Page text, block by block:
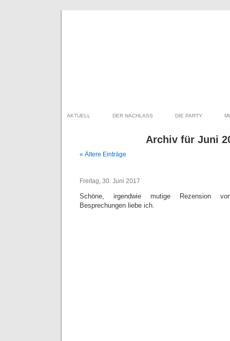
AKTUELL DER NACHLASS DIE PARTY
Archiv für Juni
« Ältere Einträge
Freitag, 30. Juni 2017
Schöne, irgendwie mutige Rezension
Besprechungen liebe ich.